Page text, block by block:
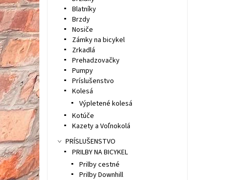
Blatníky
Brzdy
Nosiče
Zámky na bicykel
Zrkadlá
Prehadzovačky
Pumpy
Príslušenstvo
Kolesá
Výpletené kolesá
Kotúče
Kazety a Voľnokolá
PRÍSLUŠENSTVO
PRILBY NA BICYKEL
Prilby cestné
Prilby Downhill